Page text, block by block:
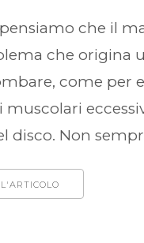
che il
che origina
come per
muscolari
disco. Non